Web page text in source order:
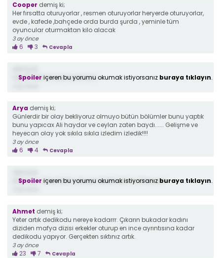
Cooper demiş ki;
Her fırsatta oturuyorlar , resmen oturuyorlar heryerde oturuyorlar,
evde , kafede ,bahçede orda burda şurda , yeminle tüm
oyuncular oturmaktan kilo alacak
3 ay önce
6 3 Cevapla
Yeraltı dizisini çok seviyorum
Spoiler içeren bu yorumu okumak istiyorsanız buraya tıklayın.
Arya demiş ki;
Günlerdir bir olay bekliyoruz olmuyo bütün bölümler bunu yaptık
bunu yapıcax Ali haydar ve ceylan zaten baydı...... Gelişme ve
heyecan olay yok sıkıla sıkıla izledim izledik!!!!
3 ay önce
6 4 Cevapla
Allah için diziyi bitirin oturup dedikodumu izleyecez.
Spoiler içeren bu yorumu okumak istiyorsanız buraya tıklayın.
Ahmet demiş ki;
Yeter artık dedikodu nereye kadarrr. Çıkarın bukadar kadını
diziden mafya dizisi erkekler oturup en ince ayrıntısına kadar
dedikodu yapıyor. Gerçekten sıktınız artık.
3 ay önce
23 7 Cevapla